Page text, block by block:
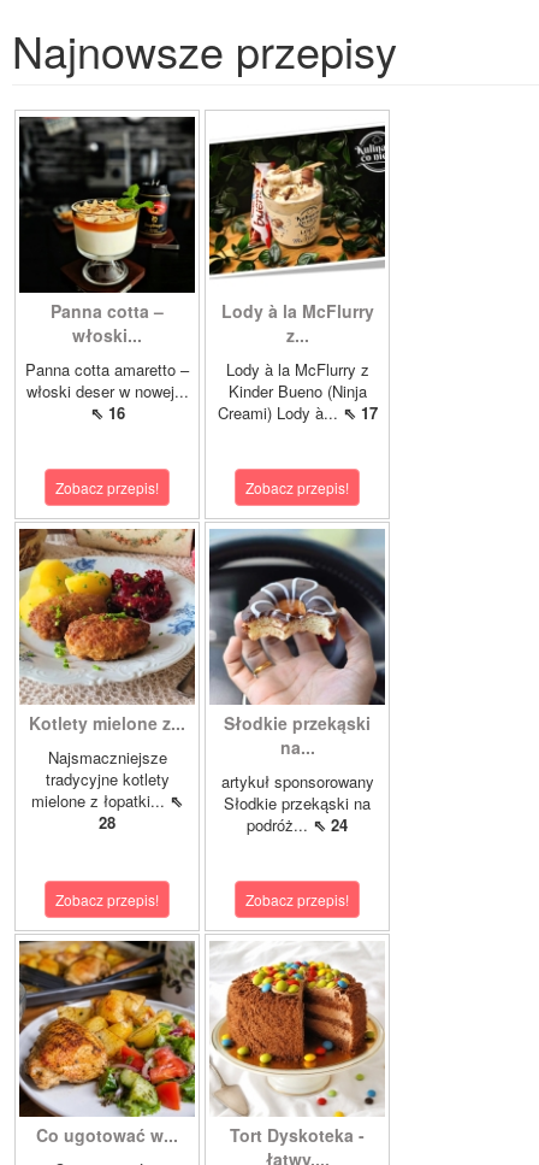
Najnowsze przepisy
Panna cotta –
włoski...
Panna cotta amaretto –
włoski deser w nowej...
⇖ 16
Zobacz przepis!
Lody à la McFlurry
z...
Lody à la McFlurry z
Kinder Bueno (Ninja
Creami) Lody à... ⇖ 17
Zobacz przepis!
Kotlety mielone z...
Najsmaczniejsze
tradycyjne kotlety
mielone z łopatki... ⇖
28
Zobacz przepis!
Słodkie przekąski
na...
artykuł sponsorowany
Słodkie przekąski na
podróż... ⇖ 24
Zobacz przepis!
Co ugotować w...
Tort Dyskoteka -
łatwy,...